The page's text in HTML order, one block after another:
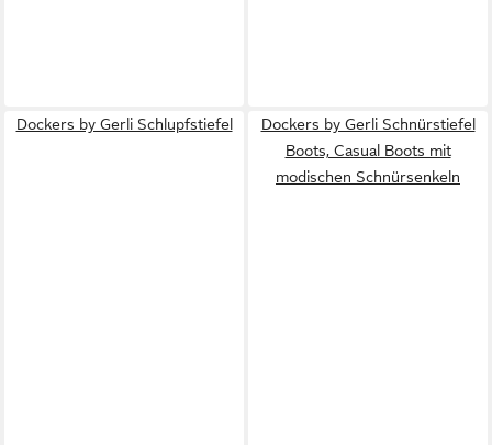
Dockers by Gerli Schlupfstiefel
Dockers by Gerli Schnürstiefel
Boots, Casual Boots mit
modischen Schnürsenkeln